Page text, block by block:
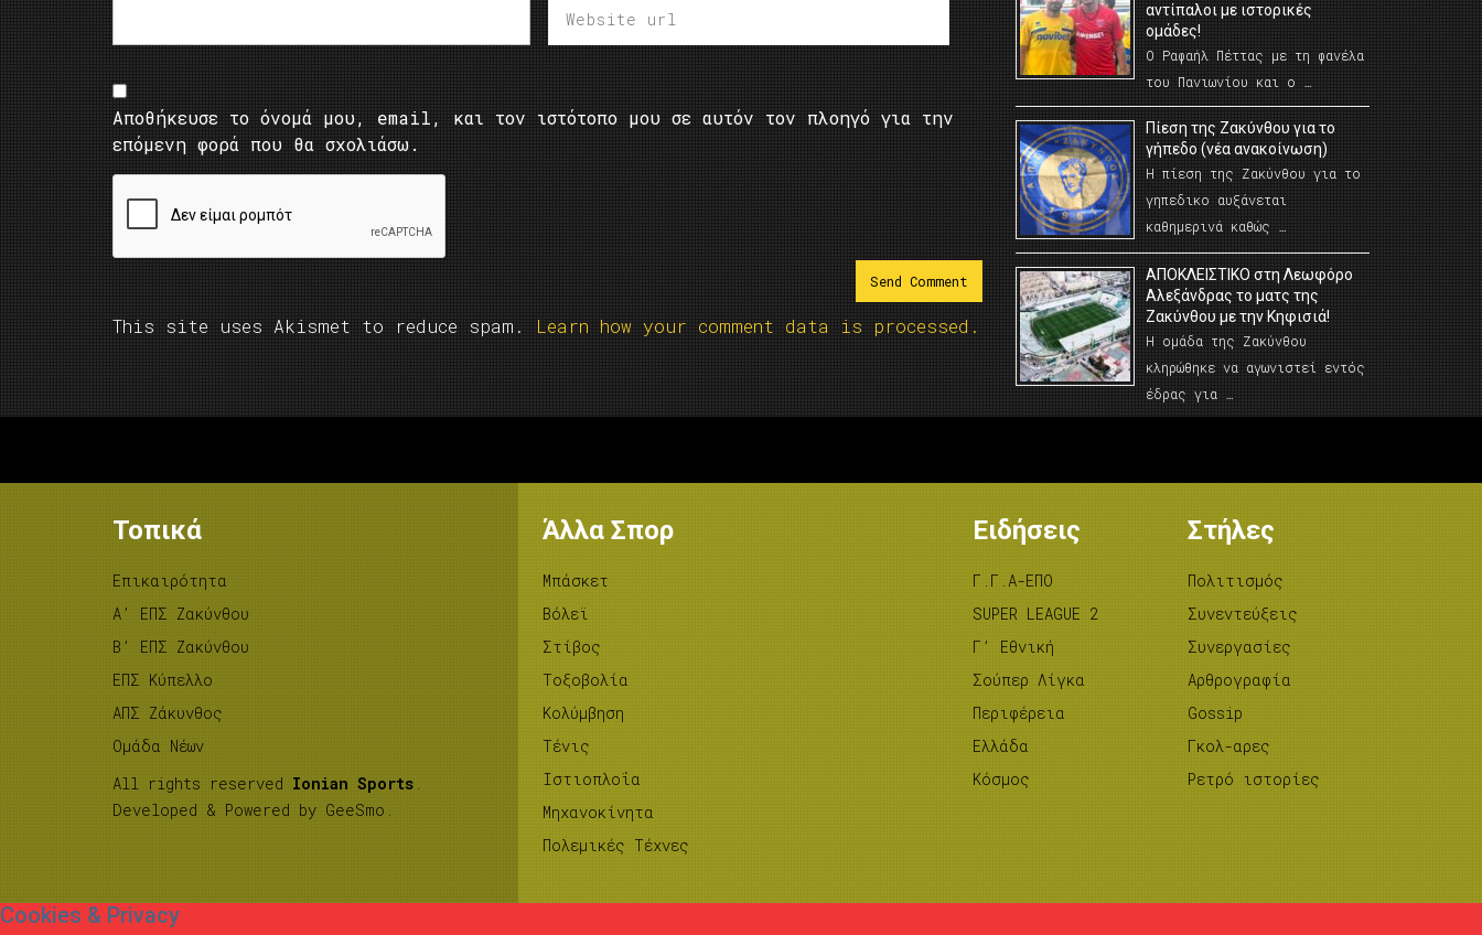
Αποθήκευσε το όνομά μου, email, και τον ιστότοπο μου σε αυτόν τον πλοηγό για την
επόμενη φορά που θα σχολιάσω.
This site uses Akismet to reduce spam. Learn how your comment data is processed.
αντίπαλοι με ιστορικές
ομάδες!
Ο Ραφαήλ Πέττας με τη φανέλα
του Πανιωνίου και ο …
Πίεση της Ζακύνθου για το
γήπεδο (νέα ανακοίνωση)
Η πίεση της Ζακύνθου για το
γηπεδικο αυξάνεται
καθημερινά καθώς …
AΠΟΚΛΕΙΣΤΙΚΟ στη Λεωφόρο
Αλεξάνδρας το ματς της
Ζακύνθου με την Κηφισιά!
Η ομάδα της Ζακύνθου
κληρώθηκε να αγωνιστεί εντός
έδρας για …
Τοπικά
Επικαιρότητα
A’ ΕΠΣ Ζακύνθου
B’ ΕΠΣ Ζακύνθου
ΕΠΣ Κύπελλο
ΑΠΣ Ζάκυνθος
Ομάδα Νέων
All rights reserved Ionian Sports .
Developed & Powered by GeeSmo .
Άλλα Σπορ
Μπάσκετ
Βόλεϊ
Στίβος
Tοξοβολία
Κολύμβηση
Τένις
Ιστιοπλοΐα
Μηχανοκίνητα
Πολεμικές Τέχνες
Ειδήσεις
Γ.Γ.Α-ΕΠΟ
SUPER LEAGUE 2
Γ’ Εθνική
Σούπερ Λίγκα
Περιφέρεια
Ελλάδα
Κόσμος
Στήλες
Πολιτισμός
Συνεντεύξεις
Συνεργασίες
Αρθρογραφία
Gossip
Γκολ-αρες
Ρετρό ιστορίες
Cookies & Privacy